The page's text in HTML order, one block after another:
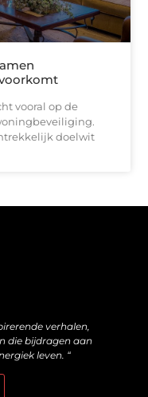
vooral op de
doelwit
verhalen,
die bijdragen aan
leven. “